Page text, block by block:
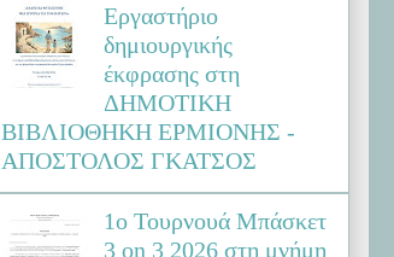
Εργαστήριο
δημιουργικής
έκφρασης στη
ΔΗΜΟΤΙΚΗ
ΒΙΒΛΙΟΘΗΚΗ ΕΡΜΙΟΝΗΣ -
ΑΠΟΣΤΟΛΟΣ ΓΚΑΤΣΟΣ
1ο Τουρνουά Μπάσκετ
3 on 3 2026 στη μνήμη